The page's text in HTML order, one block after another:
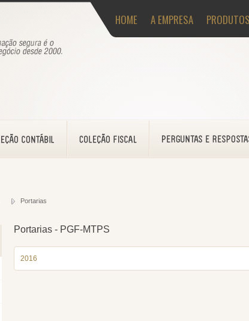
HOME A EMPRESA PRODUTOS
Portarias
Portarias - PGF-MTPS
2016